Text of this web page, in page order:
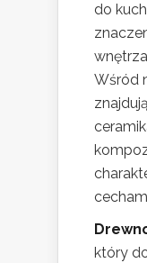
do
Wśród
który